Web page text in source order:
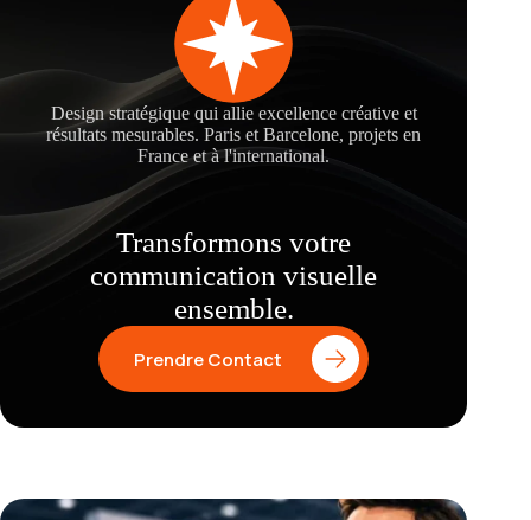
Design stratégique qui allie excellence créative et
résultats mesurables. Paris et Barcelone, projets en
France et à l'international.
Transformons votre
communication visuelle
ensemble.
Prendre Contact